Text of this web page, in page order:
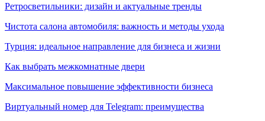
Ретросветильники: дизайн и актуальные тренды
Чистота салона автомобиля: важность и методы ухода
Турция: идеальное направление для бизнеса и жизни
Как выбрать межкомнатные двери
Максимальное повышение эффективности бизнеса
Виртуальный номер для Telegram: преимущества